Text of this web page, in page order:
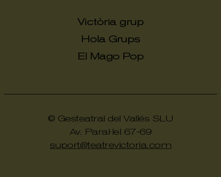
Victòria grup
Hola Grups
El Mago Pop
© Gesteatral del Vallés SLU
Av. Paral·lel 67-69
suport@teatrevictoria.com